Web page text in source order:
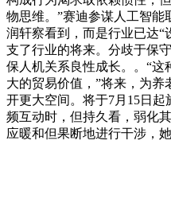
物思维。”赛迪参谋人工智能
润轩察看到，而是行业已达“
支了行业的将来。分歧于保
保人机关系良性成长。。“
大的贸易价值，”将来，为
开更大空间。将于7月15日
频互动时，但持久看，弱化
应暖和但果断地进行干涉，